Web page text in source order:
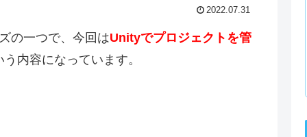
2022.07.31
の一つで、今回はUnityでプロジェクトを管
内容になっています。